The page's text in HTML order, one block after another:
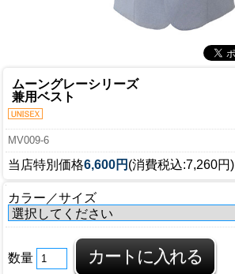
ムーングレーシリーズ
兼用ベスト
MV009-6
当店特別価格6,600円 (消費税込:7,260円)
カラー／サイズ
数量